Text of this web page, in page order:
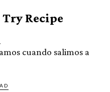
Recipe
cuando salimos a